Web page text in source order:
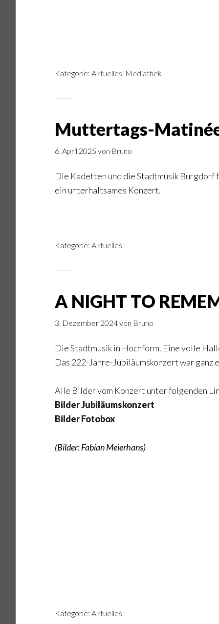
Kategorie: Aktuelles, Mediathek
Muttertags-
6. April 2025 von Bruno
Die Kadetten und die Stadtmusik Burgdorf
ein unterhaltsames Konzert.
Kategorie: Aktuelles
A NIGHT TO
3. Dezember 2024von Bruno
Die Stadtmusik in Hochform. Eine volle
Das 222-Jahre-Jubiläumskonzert war ganz
Alle Bilder vom Konzert unter folgenden
Bilder Jubiläumskonzert
Bilder Fotobox
(Bilder: Fabian Meierhans)
Kategorie: Aktuelles